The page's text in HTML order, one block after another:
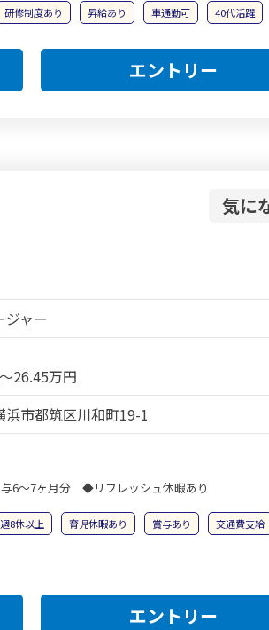
研修制度あり 昇給あり 車通勤可 40代活躍
エントリー
気に
ジャー
26.45万円
浜市都筑区川和町19-1
～7ヶ月分 ◆リフレッシュ休暇あり
8休以上 育児休暇あり 賞与あり 交通費支給
エントリー